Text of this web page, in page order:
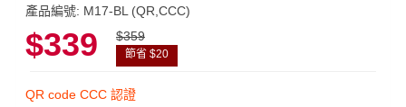
產品編號: M17-BL (QR,CCC)
$339 $359
節省 $20
QR code CCC 認證